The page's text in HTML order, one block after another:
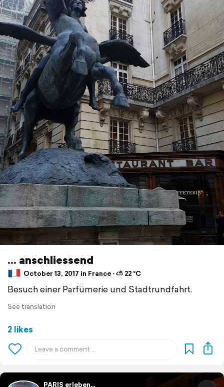
... anschliessend
October 13, 2017 in France ⋅ ⛅ 22 °C
Besuch einer Parfümerie und Stadtrundfahrt.
See translation
2 likes
PARIS erleben...